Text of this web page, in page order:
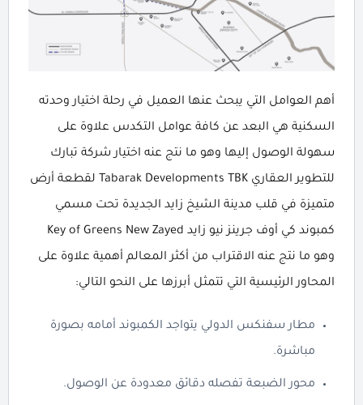
أهم العوامل التي يبحث عنها العميل في رحلة اختيار وحدته
السكنية هي البعد عن كافة عوامل التكدس علاوة على
سهولة الوصول إليها وهو ما نتج عنه اختيار شركة تبارك
للتطوير العقاري Tabarak Developments TBK لقطعة أرض
متميزة في قلب مدينة الشيخ زايد الجديدة تحت مسمي
كمبوند كي أوف جرينز نيو زايد Key of Greens New Zayed
وهو ما نتج عنه الاقتراب من أكثر المعالم أهمية علاوة على
المحاور الرئيسية التي تتمثل أبرزها على النحو التالي:
مطار سفنكس الدولي يتواجد الكمبوند أمامه بصورة
مباشرة.
محور الضبعة تفصله دقائق معدودة عن الوصول.